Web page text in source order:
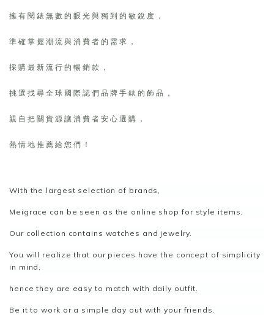
擁 有 閱 錶 無 數 的 眼 光 與 獨 到 的 敏 銳 度 ，
準 確 掌 握 潮 流 與 消 費 者 的 需 求 ，
採 購 最 新 流 行 的 暢 銷 款 ，
挑 選 找 尋 全 球 國 際 認 們 品 牌 手 錶 的 飾 品 ，
親 自 把 關 貨 源 讓 消 費 者 安 心 選 購 ，
熱 情 地 推 薦 給 您 們 ！
With the largest selection of brands,
Meigrace can be seen as the online shop for style items.
Our collection contains watches and jewelry.
You will realize that our pieces have the concept of simplicity
in mind,
hence they are easy to match with daily outfit.
Be it to work or a simple day out with your friends.